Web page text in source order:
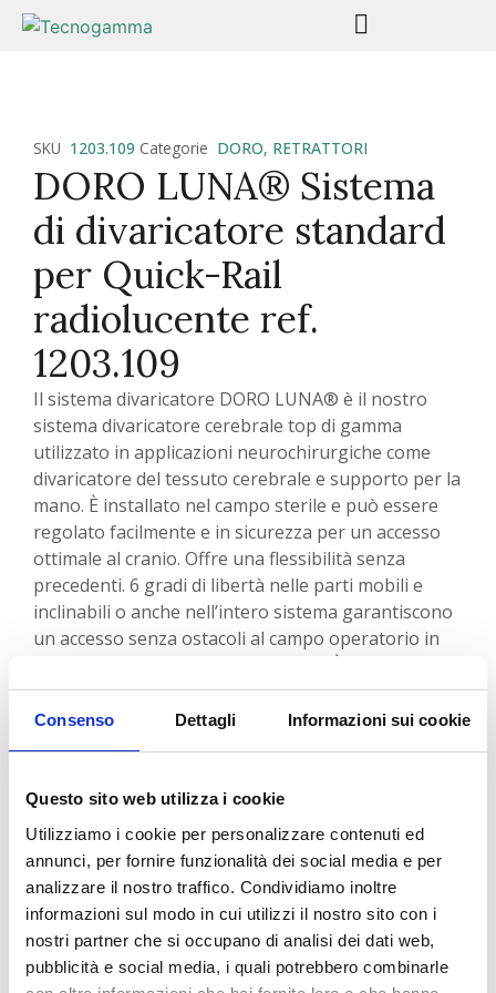
Consenso Dettagli Informazioni sui cookie
Questo sito web utilizza i cookie
Utilizziamo i cookie per personalizzare contenuti ed
annunci, per fornire funzionalità dei social media e per
analizzare il nostro traffico. Condividiamo inoltre
informazioni sul modo in cui utilizzi il nostro sito con i
nostri partner che si occupano di analisi dei dati web,
pubblicità e social media, i quali potrebbero combinarle
SKU 1203.109 Categorie DORO, RETRATTORI
DORO LUNA® Sistema
di divaricatore standard
per Quick-Rail
radiolucente ref.
1203.109
Il sistema divaricatore DORO LUNA® è il nostro
sistema divaricatore cerebrale top di gamma
utilizzato in applicazioni neurochirurgiche come
divaricatore del tessuto cerebrale e supporto per la
mano. È installato nel campo sterile e può essere
regolato facilmente e in sicurezza per un accesso
ottimale al cranio. Offre una flessibilità senza
precedenti. 6 gradi di libertà nelle parti mobili e
inclinabili o anche nell’intero sistema garantiscono
un accesso senza ostacoli al campo operatorio in
qualsiasi momento della procedura. È il nostro
sistema di riavvolgitore più flessibile e adattabile
sul mercato.
Questa versione dedicata viene fornita con
radiotrasparenteinvece di quello in alluminio,
consentendo di montare il sistema divaricatore
DORO LUNA® su un
morsetto per cranio
radiotrasparente DORO®. Ciò offre tutte le
caratteristiche vantaggiose del nostro sistema
divaricatore di punta alle procedure supportate
dall’imaging. Quando è necessario l’imaging
durante un intervento chirurgico, l’intero sistema